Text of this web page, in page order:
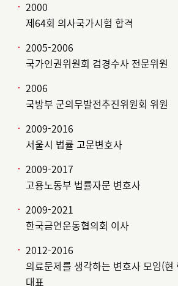
2000
제64회 의사국가시험 합격
2005-2006
국가인권위원회 검경수사 전문위원
2006
국방부 군의무발전추진위원회 위원
2009-2016
서울시 법률 고문변호사
2009-2017
고용노동부 법률자문 변호사
2009-2021
한국금연운동협의회 이사
2012-2016
의료문제를 생각하는 변호사 모임(
대표